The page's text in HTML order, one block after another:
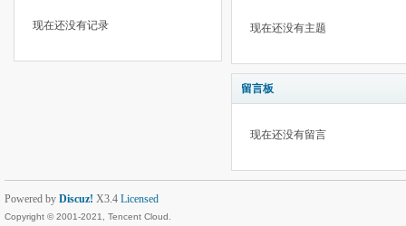
现在还没有记录 现在还没有主题
留言板
现在还没有留言
Powered by Discuz! X3.4 Licensed
Copyright © 2001-2021, Tencent Cloud.